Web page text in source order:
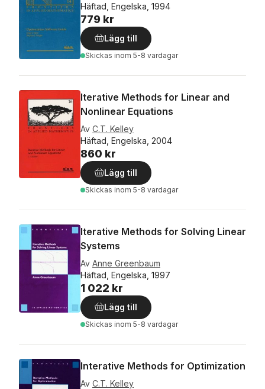
Häftad, Engelska, 1994
779 kr
Lägg till
Skickas inom 5-8 vardagar
Iterative Methods for Linear and
Nonlinear Equations
Av C.T. Kelley
Häftad, Engelska, 2004
860 kr
Lägg till
Skickas inom 5-8 vardagar
Iterative Methods for Solving Linear
Systems
Av Anne Greenbaum
Häftad, Engelska, 1997
1 022 kr
Lägg till
Skickas inom 5-8 vardagar
Interative Methods for Optimization
Av C.T. Kelley